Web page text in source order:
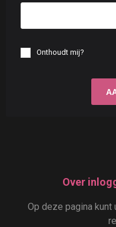
Onthoudt mij?
Over
Op deze pagina